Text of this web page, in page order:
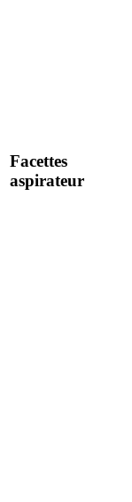
Facettes
aspirateur